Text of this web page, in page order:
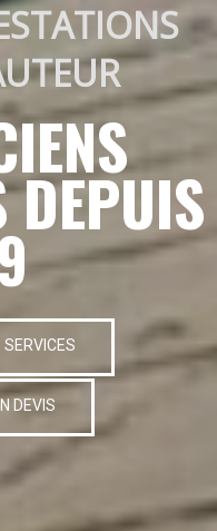
DEPUIS
SERVICES
DEVIS